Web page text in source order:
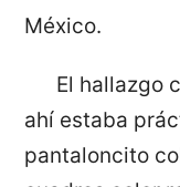
México.
El hallazgo
ahí estaba
pantaloncito